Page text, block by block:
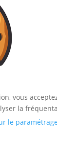
vous
la
le